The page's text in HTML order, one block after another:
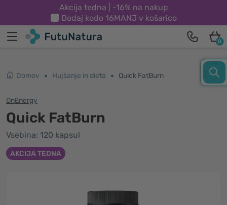
Akcija tedna | -16% na nakup
Dodaj kodo 16MANJ v košarico
0
Domov Hujšanje in dieta Quick FatBurn
OnEnergy
Quick FatBurn
Vsebina: 120 kapsul
AKCIJA TEDNA